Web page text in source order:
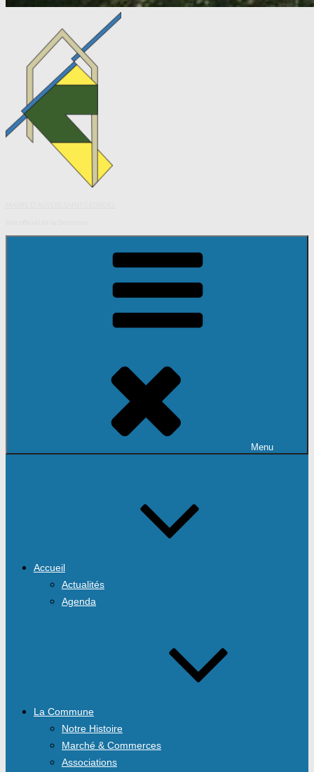
Menu
Accueil
Actualités
Agenda
La Commune
Notre Histoire
Marché & Commerces
Associations